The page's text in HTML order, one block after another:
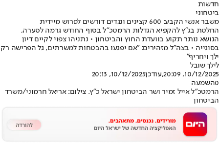
חדשות
ביטחוני
משבר אנשי הקבע: 600 קצינים ונגדים דורשים לפרוש מיידית
החלטת בג"ץ להקפיא הגדלות הרמטכ"ל בסוף החודש גרמה לסערה,
הנושא נותר תקוע בוועדת החוץ והביטחון • נתניהו צפוי לקיים דיון
בסוגייה • בצה"ל מזהירים: "אם יפגעו בהבטחות למשרתים, גל הפרישה רק
ילך ויחריף"
לילך שובל
10/12/2025, 20:09
,עודכן10/12/2025, 20:13
0השמעה
הרמטכ"ל אייל זמיר ושר הביטחון ישראל כ"ץ. צילום: אריאל חרמוני/משרד
הביטחון